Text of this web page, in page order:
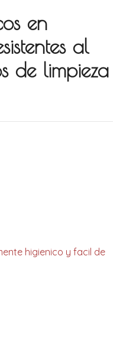
en
al
de limpieza
higienico y facil de